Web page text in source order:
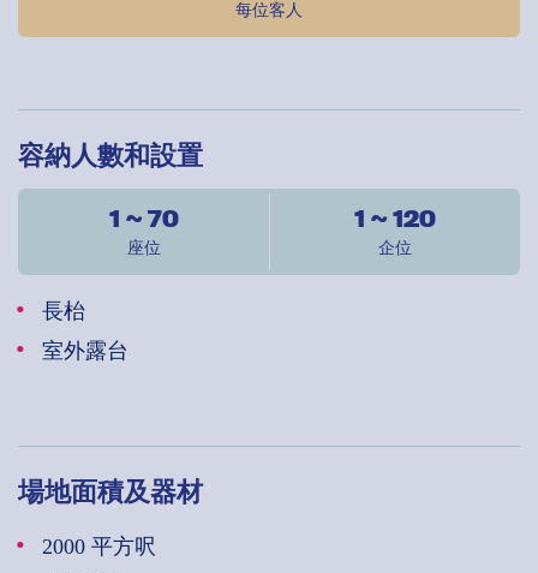
每位客人
容納人數和設置
1 ~ 70
座位
1 ~ 120
企位
長枱
室外露台
場地面積及器材
2000 平方呎